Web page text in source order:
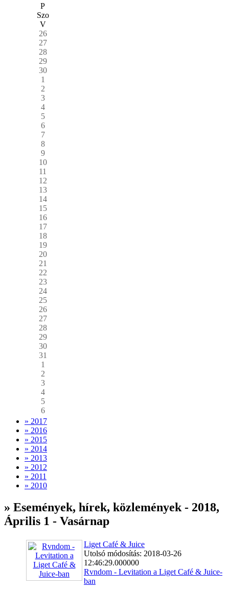
P
Szo
V
26
27
28
29
30
1
2
3
4
5
6
7
8
9
10
11
12
13
14
15
16
17
18
19
20
21
22
23
24
25
26
27
28
29
30
31
1
2
3
4
5
6
» 2017
» 2016
» 2015
» 2014
» 2013
» 2012
» 2011
» 2010
» Események, hírek, közlemények - 2018,
Április 1 - Vasárnap
Liget Café & Juice
Utolsó módosítás: 2018-03-26
12:46:29.000000
Rvndom - Levitation a Liget Café & Juice-
ban